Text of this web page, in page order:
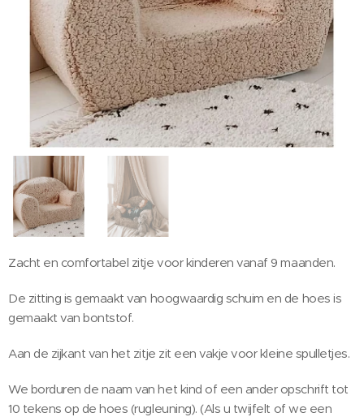
Zacht en comfortabel zitje voor kinderen vanaf 9 maanden.
De zitting is gemaakt van hoogwaardig schuim en de hoes is
gemaakt van bontstof.
Aan de zijkant van het zitje zit een vakje voor kleine spulletjes.
We borduren de naam van het kind of een ander opschrift tot
10 tekens op de hoes (rugleuning). (Als u twijfelt of we een